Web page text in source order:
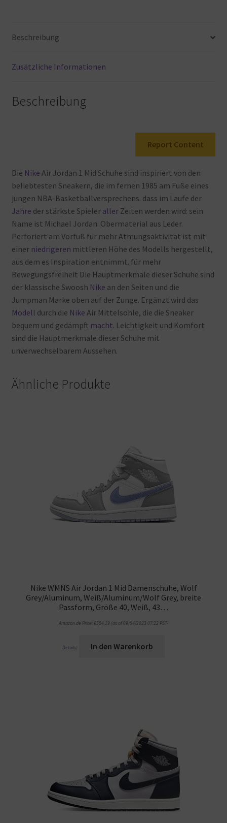
Helltau/Schwarz-
Tönung,
Menge
Beschreibung
Zusätzliche Informationen
Beschreibung
Report Content
Die Nike Air Jordan 1 Mid Schuhe sind inspiriert von den
beliebtesten Sneakern, die im fernen 1985 am Fuße eines
jungen NBA-Basketballversprechens. dass im Laufe der
Jahre der stärkste SpielerallerZeiten werden wird: sein
Name ist Michael Jordan. Obermaterial aus Leder.
Perforiert am Vorfuß für mehr Atmungsaktivität ist mit
einerniedrigeren mittleren Höhe des Modells hergestellt,
aus dem es Inspiration entnimmt. für mehr
Bewegungsfreiheit Die Hauptmerkmale dieser Schuhe sind
der klassische Swoosh Nike an den Seiten und die
Jumpman Marke oben auf der Zunge. Ergänzt wird das
Modell durch die Nike Air Mittelsohle, die die Sneaker
bequem und gedämpft macht. Leichtigkeit und Komfort
sind die Hauptmerkmale dieser Schuhe mit
unverwechselbarem Aussehen.
Ähnliche Produkte
Nike WMNS Air Jordan 1 Mid Damenschuhe, Wolf
Grey/Aluminum, Weiß/Aluminum/Wolf Grey, breite
Passform, Größe 40, Weiß, 43…
Amazon.de Price: €504,19 (as of 09/04/2023 07:22 PST-
Details In den Warenkorb